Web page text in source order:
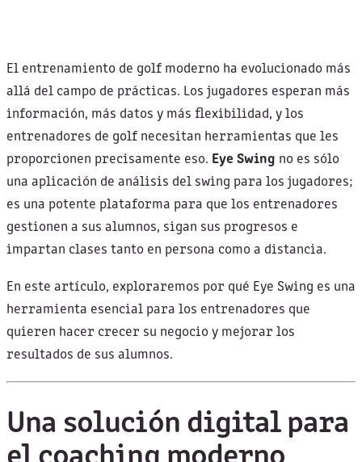
El entrenamiento de golf moderno ha evolucionado más
allá del campo de prácticas. Los jugadores esperan más
información, más datos y más flexibilidad, y los
entrenadores de golf necesitan herramientas que les
proporcionen precisamente eso. Eye Swing no es sólo
una aplicación de análisis del swing para los jugadores;
es una potente plataforma para que los entrenadores
gestionen a sus alumnos, sigan sus progresos e
impartan clases tanto en persona como a distancia.
En este artículo, exploraremos por qué Eye Swing es una
herramienta esencial para los entrenadores que
quieren hacer crecer su negocio y mejorar los
resultados de sus alumnos.
Una solución digital para